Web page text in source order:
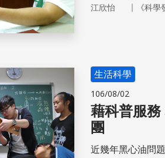
江欣怡 ｜ 《科
生活科學
106/08/02
藉科普服
團
近幾年黑心油問